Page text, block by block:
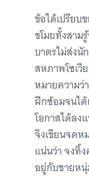
ข้อได้เปรียบ
ขโมยทั้งสาม
บาตรไม่ส่งนั
สหภาพโซเวี
หมายความว่
ฝึกซ้อมจนได้
โอกาสได้ลง
จึงเขียนจด
แน่นว่า จงทิ้
อยู่กับชายห